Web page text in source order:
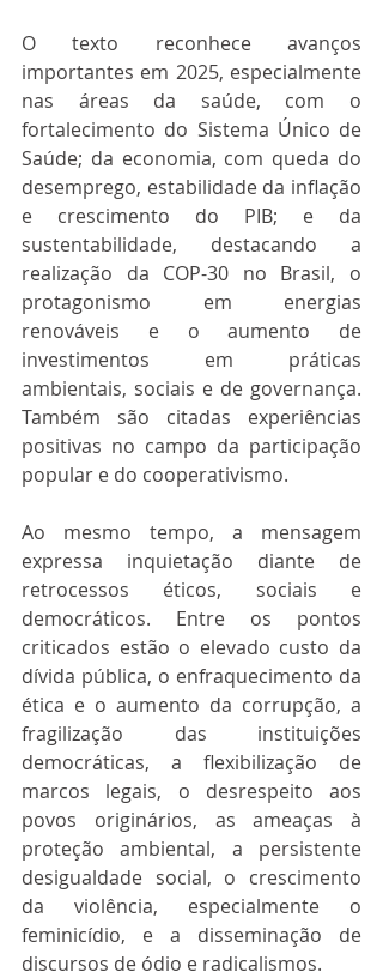
O texto reconhece avanços
importantes em 2025, especialmente
nas áreas da saúde, com o
fortalecimento do Sistema Único de
Saúde; da economia, com queda do
desemprego, estabilidade da inflação
e crescimento do PIB; e da
sustentabilidade, destacando a
realização da COP-30 no Brasil, o
protagonismo em energias
renováveis e o aumento de
investimentos em práticas
ambientais, sociais e de governança.
Também são citadas experiências
positivas no campo da participação
popular e do cooperativismo.
Ao mesmo tempo, a mensagem
expressa inquietação diante de
retrocessos éticos, sociais e
democráticos. Entre os pontos
criticados estão o elevado custo da
dívida pública, o enfraquecimento da
ética e o aumento da corrupção, a
fragilização das instituições
democráticas, a flexibilização de
marcos legais, o desrespeito aos
povos originários, as ameaças à
proteção ambiental, a persistente
desigualdade social, o crescimento
da violência, especialmente o
feminicídio, e a disseminação de
discursos de ódio e radicalismos.